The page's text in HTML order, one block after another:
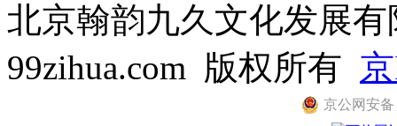
北京翰韵九久文化发展
99zihua.com 版权所有
京公网安备